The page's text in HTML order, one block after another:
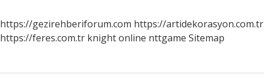
https://gezirehberiforum.com https://artidekorasyon.com.tr
https://feres.com.tr knight online nttgame Sitemap